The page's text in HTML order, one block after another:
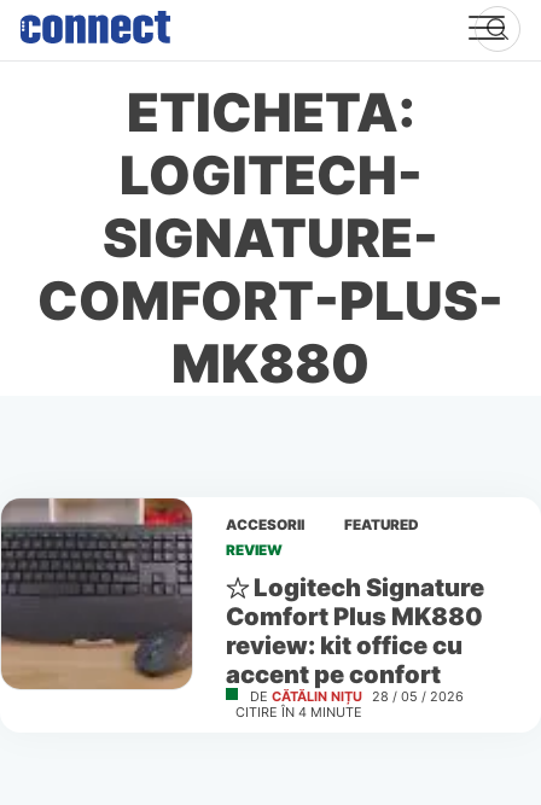
Skip
content
ETICHETA:
LOGITECH-
SIGNATURE-
COMFORT-PLUS-
MK880
ACCESORII
FEATURED
REVIEW
Logitech Signature
Comfort Plus MK880
review: kit office cu
accent pe confort
DE CĂTĂLIN NIȚU 28 / 05 / 2026
CITIRE ÎN 4 MINUTE